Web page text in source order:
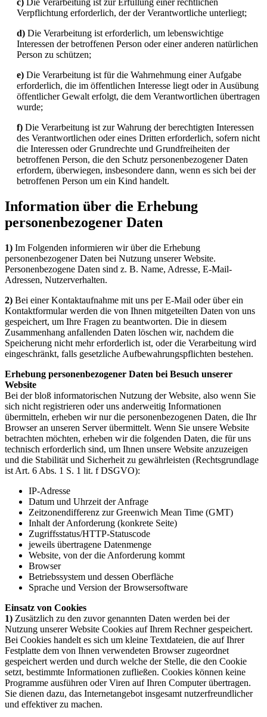
Verpflichtung erforderlich, der der Verantwortliche unterliegt;
d) Die Verarbeitung ist erforderlich, um lebenswichtige
Interessen der betroffenen Person oder einer anderen natürlichen
Person zu schützen;
e) Die Verarbeitung ist für die Wahrnehmung einer Aufgabe
erforderlich, die im öffentlichen Interesse liegt oder in Ausübung
öffentlicher Gewalt erfolgt, die dem Verantwortlichen übertragen
wurde;
f) Die Verarbeitung ist zur Wahrung der berechtigten Interessen
des Verantwortlichen oder eines Dritten erforderlich, sofern nicht
die Interessen oder Grundrechte und Grundfreiheiten der
betroffenen Person, die den Schutz personenbezogener Daten
erfordern, überwiegen, insbesondere dann, wenn es sich bei der
betroffenen Person um ein Kind handelt.
Information über die Erhebung
personenbezogener Daten
1) Im Folgenden informieren wir über die Erhebung
personenbezogener Daten bei Nutzung unserer Website.
Personenbezogene Daten sind z. B. Name, Adresse, E-Mail-
Adressen, Nutzerverhalten.
2) Bei einer Kontaktaufnahme mit uns per E-Mail oder über ein
Kontaktformular werden die von Ihnen mitgeteilten Daten von uns
gespeichert, um Ihre Fragen zu beantworten. Die in diesem
Zusammenhang anfallenden Daten löschen wir, nachdem die
Speicherung nicht mehr erforderlich ist, oder die Verarbeitung wird
eingeschränkt, falls gesetzliche Aufbewahrungspflichten bestehen.
Erhebung personenbezogener Daten bei Besuch unserer
Website
Bei der bloß informatorischen Nutzung der Website, also wenn Sie
sich nicht registrieren oder uns anderweitig Informationen
übermitteln, erheben wir nur die personenbezogenen Daten, die Ihr
Browser an unseren Server übermittelt. Wenn Sie unsere Website
betrachten möchten, erheben wir die folgenden Daten, die für uns
technisch erforderlich sind, um Ihnen unsere Website anzuzeigen
und die Stabilität und Sicherheit zu gewährleisten (Rechtsgrundlage
ist Art. 6 Abs. 1 S. 1 lit. f DSGVO):
IP-Adresse
Datum und Uhrzeit der Anfrage
Zeitzonendifferenz zur Greenwich Mean Time (GMT)
Inhalt der Anforderung (konkrete Seite)
Zugriffsstatus/HTTP-Statuscode
jeweils übertragene Datenmenge
Website, von der die Anforderung kommt
Browser
Betriebssystem und dessen Oberfläche
Sprache und Version der Browsersoftware
Einsatz von Cookies
1) Zusätzlich zu den zuvor genannten Daten werden bei der
Nutzung unserer Website Cookies auf Ihrem Rechner gespeichert.
Bei Cookies handelt es sich um kleine Textdateien, die auf Ihrer
Festplatte dem von Ihnen verwendeten Browser zugeordnet
gespeichert werden und durch welche der Stelle, die den Cookie
setzt, bestimmte Informationen zufließen. Cookies können keine
Programme ausführen oder Viren auf Ihren Computer übertragen.
Sie dienen dazu, das Internetangebot insgesamt nutzerfreundlicher
und effektiver zu machen.